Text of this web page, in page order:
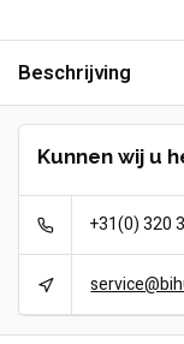
Beschrijving
Kunnen wij u
+31(0) 320